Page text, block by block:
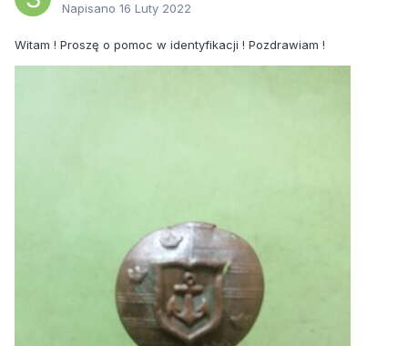
Napisano 16 Luty 2022
Witam ! Proszę o pomoc w identyfikacji ! Pozdrawiam !